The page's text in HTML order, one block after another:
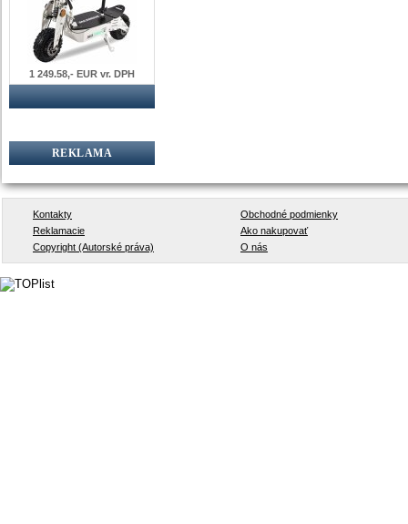
1 249.58,- EUR vr. DPH
REKLAMA
Kontakty
Obchodné podmienky
Reklamacie
Ako nakupovať
Copyright (Autorské práva)
O nás